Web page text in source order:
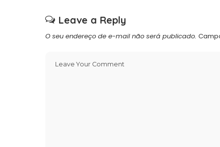
Leave a Reply
O seu endereço de e-mail não será publicado.